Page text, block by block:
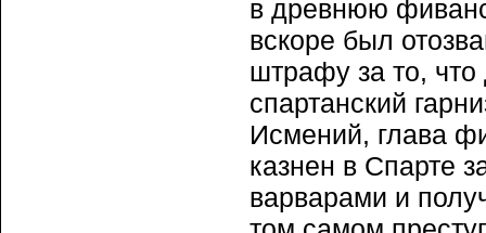
в древнюю
вскоре был
штрафу за то,
спартанский
Исмений, глава
казнен в Спарте
варварами и